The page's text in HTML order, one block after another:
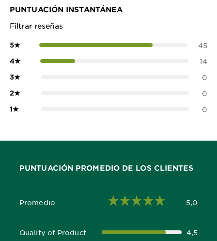
PUNTUACIÓN INSTANTÁNEA
Filtrar reseñas
5★ 45
4★ 14
3★ 0
2★ 0
1★ 0
PUNTUACIÓN PROMEDIO DE LOS CLIENTES
Promedio
5,0 out of 5 stars 5,0
Quality of Product
4,5 out of 5 stars 4,5